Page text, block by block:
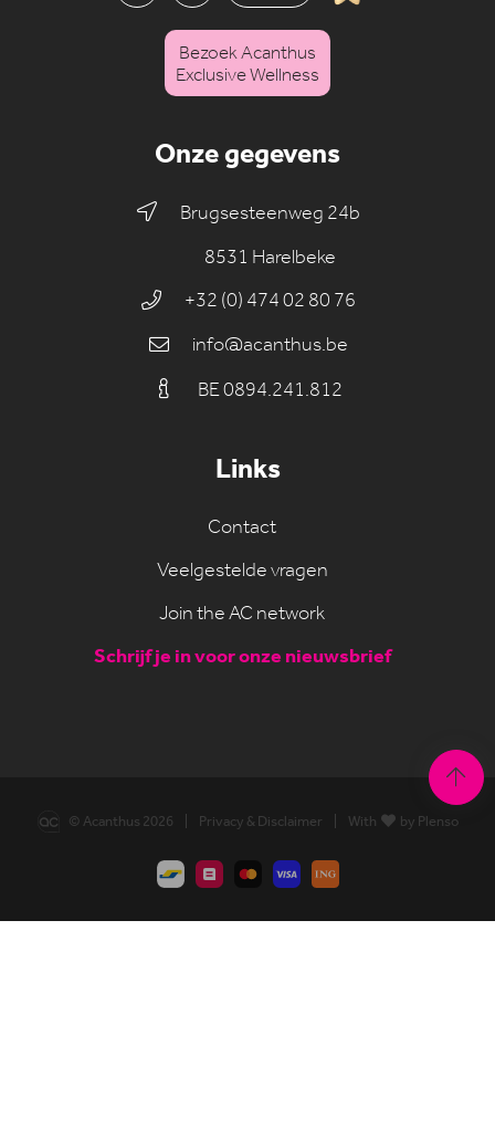
Onze gegevens
Brugsesteenweg 24b
8531 Harelbeke
+32 (0) 474 02 80 76
info@acanthus.be
BE 0894.241.812
Links
Contact
Veelgestelde vragen
Join the AC network
Schrijf je in voor onze nieuwsbrief
Bezoek Acanthus
Exclusive Wellness
© Acanthus 2026 Privacy & Disclaimer With by Plenso